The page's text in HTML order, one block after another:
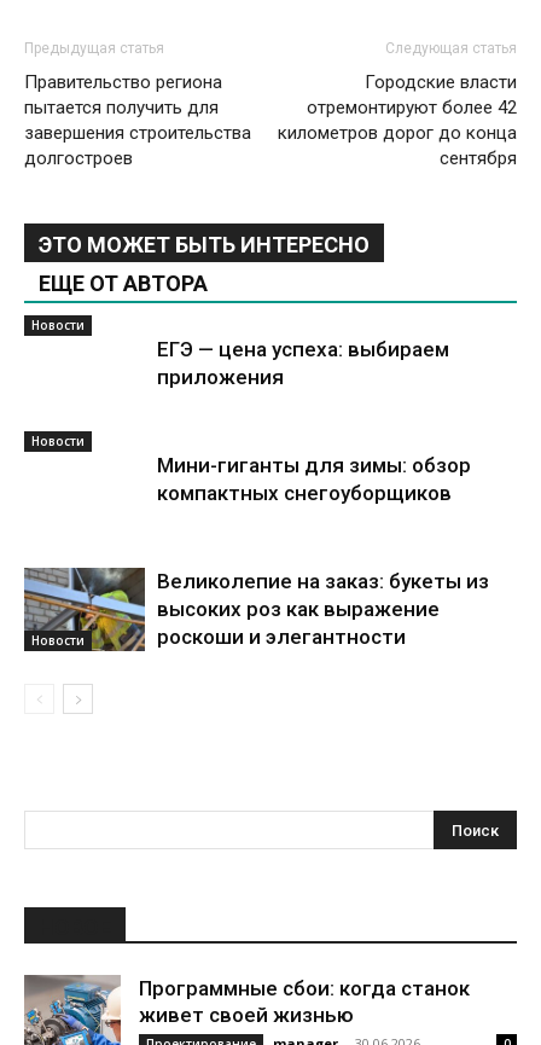
Предыдущая статья
Правительство региона
пытается получить для
завершения строительства
долгостроев
Следующая статья
Городские власти
отремонтируют более 42
километров дорог до конца
сентября
ЭТО МОЖЕТ БЫТЬ ИНТЕРЕСНО
ЕЩЕ ОТ АВТОРА
Новости
ЕГЭ — цена успеха: выбираем
приложения
Новости
Мини-гиганты для зимы: обзор
компактных снегоуборщиков
Новости
Великолепие на заказ: букеты из
высоких роз как выражение
роскоши и элегантности
Программные сбои: когда станок
живет своей жизнью